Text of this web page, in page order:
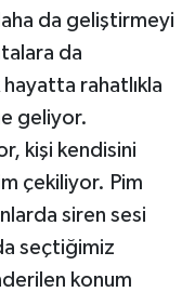
da geliştirmeyi
da
rahatlıkla
geliyor.
kişi kendisini
çekiliyor. Pim
siren sesi
seçtiğimiz
konum